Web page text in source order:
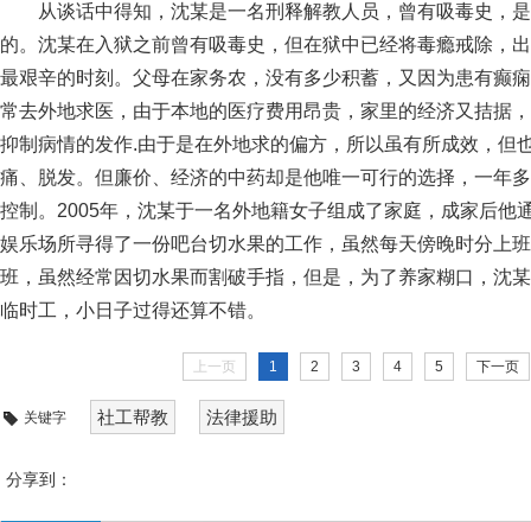
从谈话中得知，沈某是一名刑释解教人员，曾有吸毒史，
的。沈某在入狱之前曾有吸毒史，但在狱中已经将毒瘾戒除，
最艰辛的时刻。父母在家务农，没有多少积蓄，又因为患有癫
常去外地求医，由于本地的医疗费用昂贵，家里的经济又拮据
抑制病情的发作.由于是在外地求的偏方，所以虽有所成效，但
痛、脱发。但廉价、经济的中药却是他唯一可行的选择，一年
控制。2005年，沈某于一名外地籍女子组成了家庭，成家后他
娱乐场所寻得了一份吧台切水果的工作，虽然每天傍晚时分上
班，虽然经常因切水果而割破手指，但是，为了养家糊口，沈
临时工，小日子过得还算不错。
上一页 1 2 3 4 5 下一页
关键字 社工帮教 法律援助
分享到：